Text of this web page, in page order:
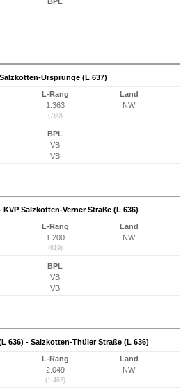
Ursprunge (L 637)
L-Rang
1.363
(780)
Land
NW
BPL
VB
VB
Salzkotten-Verner Straße (L 636)
L-Rang
1.200
(619)
Land
NW
BPL
VB
VB
636) - Salzkotten-Thüler Straße (L 636)
L-Rang
2.049
(1.462)
Land
NW